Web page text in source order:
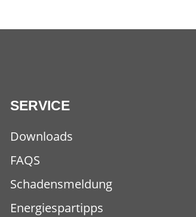
SERVICE
Downloads
FAQS
Schadensmeldung
Energiespartipps